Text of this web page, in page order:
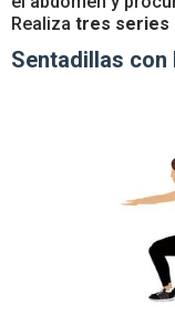
Realiza tres series
Sentadillas